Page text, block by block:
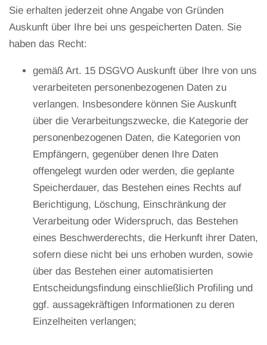
Sie erhalten jederzeit ohne Angabe von Gründen
Auskunft über Ihre bei uns gespeicherten Daten. Sie
haben das Recht:
gemäß Art. 15 DSGVO Auskunft über Ihre von uns
verarbeiteten personenbezogenen Daten zu
verlangen. Insbesondere können Sie Auskunft
über die Verarbeitungszwecke, die Kategorie der
personenbezogenen Daten, die Kategorien von
Empfängern, gegenüber denen Ihre Daten
offengelegt wurden oder werden, die geplante
Speicherdauer, das Bestehen eines Rechts auf
Berichtigung, Löschung, Einschränkung der
Verarbeitung oder Widerspruch, das Bestehen
eines Beschwerderechts, die Herkunft ihrer Daten,
sofern diese nicht bei uns erhoben wurden, sowie
über das Bestehen einer automatisierten
Entscheidungsfindung einschließlich Profiling und
ggf. aussagekräftigen Informationen zu deren
Einzelheiten verlangen;